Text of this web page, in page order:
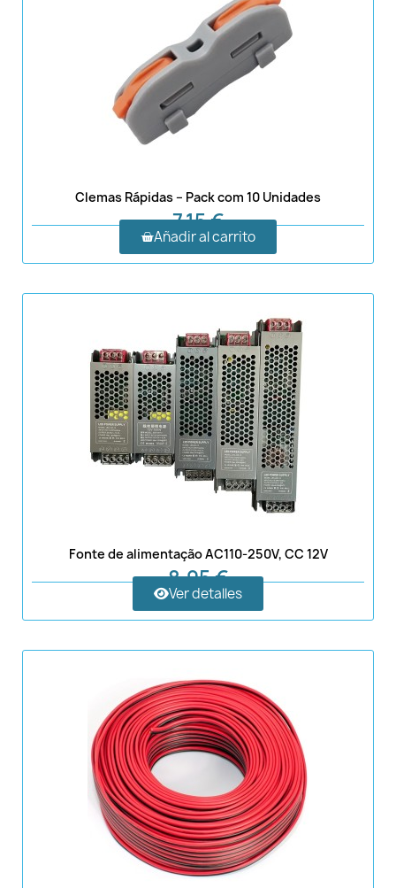
Clemas Rápidas – Pack com 10 Unidades
7,15 €
Añadir al carrito
Fonte de alimentação AC110-250V, CC 12V
8,95 €
Ver detalles